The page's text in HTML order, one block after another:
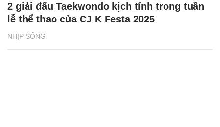
NHỊP SỐNG
2 giải đấu Taekwondo kịch tính trong tuần
lễ thể thao của CJ K Festa 2025